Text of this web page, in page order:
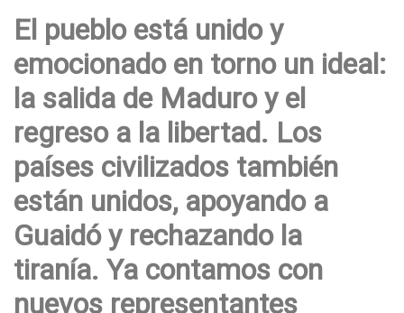
El pueblo está unido y
emocionado en torno un ideal:
la salida de Maduro y el
regreso a la libertad. Los
países civilizados también
están unidos, apoyando a
Guaidó y rechazando la
tiranía. Ya contamos con
nuevos representantes